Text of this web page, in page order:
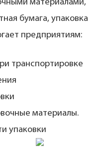
материалами,
бумага, упаковка
предприятиям:
транспортировке
материалы.
упаковки